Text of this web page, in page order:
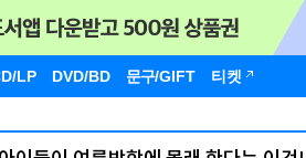
LP DVD/BD 문구/GIFT 티켓